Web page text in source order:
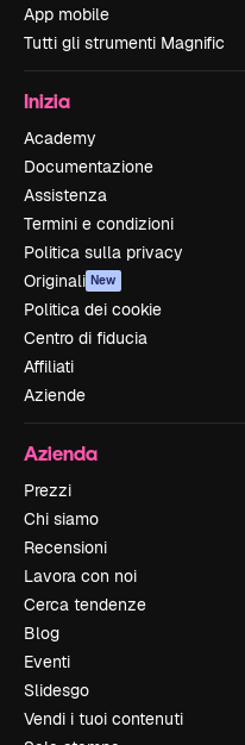
App mobile
Tutti gli strumenti Magnific
Inizia
Academy
Documentazione
Assistenza
Termini e condizioni
Politica sulla privacy
Originali New
Politica dei cookie
Centro di fiducia
Affiliati
Aziende
Azienda
Prezzi
Chi siamo
Recensioni
Lavora con noi
Cerca tendenze
Blog
Eventi
Slidesgo
Vendi i tuoi contenuti